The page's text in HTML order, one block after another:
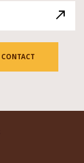
CONTACT